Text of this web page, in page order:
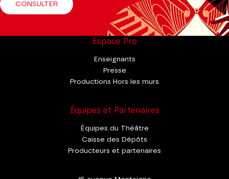
CONSULTER
Espace Pro
Enseignants
Presse
Productions Hors les murs
Équipes et Partenaires
Équipes du Théâtre
Caisse des Dépôts
Producteurs et partenaires